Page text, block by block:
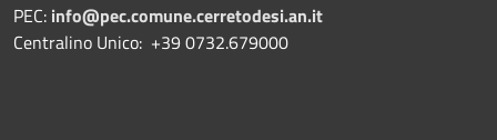
PEC: info@pec.comune.cerretodesi.an.it
Centralino Unico: +39 0732.679000